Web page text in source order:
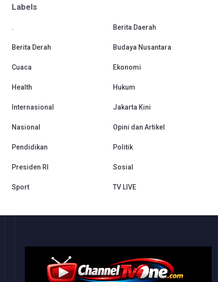
Labels
. Berita Daerah
Berita Derah Budaya Nusantara
Cuaca Ekonomi
Health Hukum
Internasional Jakarta Kini
Nasional Opini dan Artikel
Pendidikan Politik
Presiden RI Sosial
Sport TV LIVE